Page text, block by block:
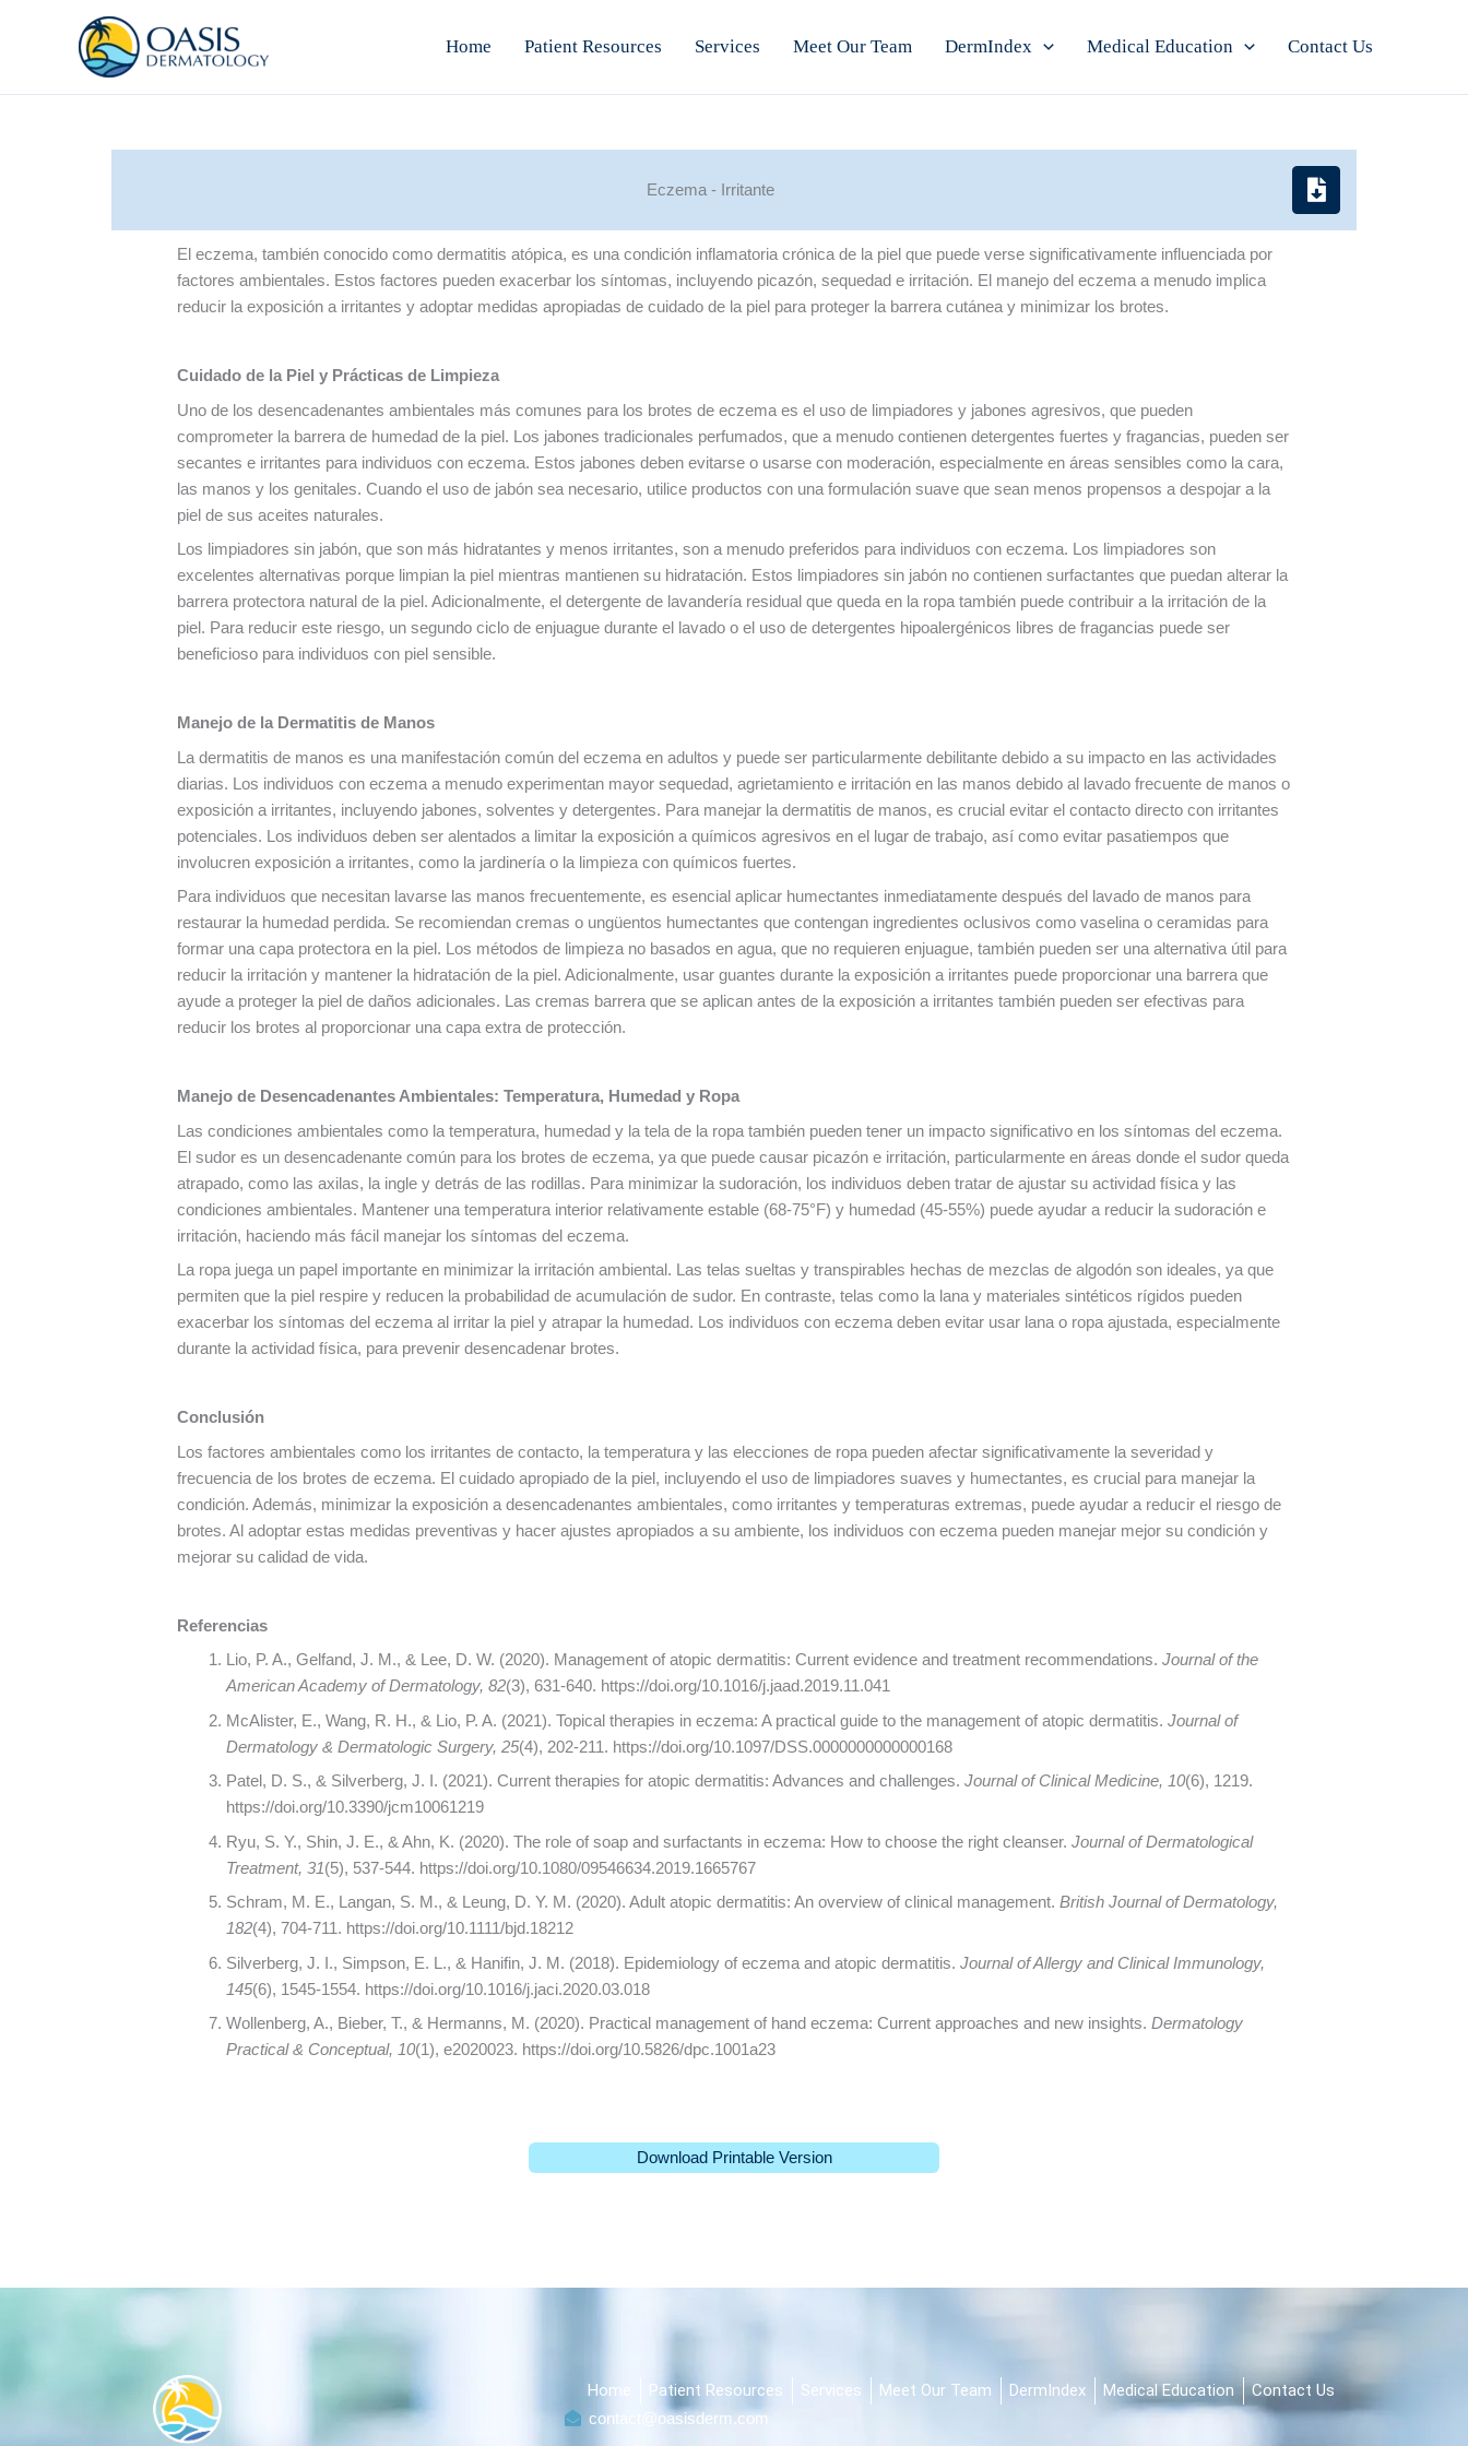
Home Patient Resources Services Meet Our Team DermIndex Medical Education Contact Us
Eczema - Irritante
El eczema, también conocido como dermatitis atópica, es una condición inflamatoria crónica de la piel que puede verse significativamente influenciada por
factores ambientales. Estos factores pueden exacerbar los síntomas, incluyendo picazón, sequedad e irritación. El manejo del eczema a menudo implica
reducir la exposición a irritantes y adoptar medidas apropiadas de cuidado de la piel para proteger la barrera cutánea y minimizar los brotes.
Cuidado de la Piel y Prácticas de Limpieza
Uno de los desencadenantes ambientales más comunes para los brotes de eczema es el uso de limpiadores y jabones agresivos, que pueden
comprometer la barrera de humedad de la piel. Los jabones tradicionales perfumados, que a menudo contienen detergentes fuertes y fragancias, pueden ser
secantes e irritantes para individuos con eczema. Estos jabones deben evitarse o usarse con moderación, especialmente en áreas sensibles como la cara,
las manos y los genitales. Cuando el uso de jabón sea necesario, utilice productos con una formulación suave que sean menos propensos a despojar a la
piel de sus aceites naturales.
Los limpiadores sin jabón, que son más hidratantes y menos irritantes, son a menudo preferidos para individuos con eczema. Los limpiadores son
excelentes alternativas porque limpian la piel mientras mantienen su hidratación. Estos limpiadores sin jabón no contienen surfactantes que puedan alterar la
barrera protectora natural de la piel. Adicionalmente, el detergente de lavandería residual que queda en la ropa también puede contribuir a la irritación de la
piel. Para reducir este riesgo, un segundo ciclo de enjuague durante el lavado o el uso de detergentes hipoalergénicos libres de fragancias puede ser
beneficioso para individuos con piel sensible.
Manejo de la Dermatitis de Manos
La dermatitis de manos es una manifestación común del eczema en adultos y puede ser particularmente debilitante debido a su impacto en las actividades
diarias. Los individuos con eczema a menudo experimentan mayor sequedad, agrietamiento e irritación en las manos debido al lavado frecuente de manos o
exposición a irritantes, incluyendo jabones, solventes y detergentes. Para manejar la dermatitis de manos, es crucial evitar el contacto directo con irritantes
potenciales. Los individuos deben ser alentados a limitar la exposición a químicos agresivos en el lugar de trabajo, así como evitar pasatiempos que
involucren exposición a irritantes, como la jardinería o la limpieza con químicos fuertes.
Para individuos que necesitan lavarse las manos frecuentemente, es esencial aplicar humectantes inmediatamente después del lavado de manos para
restaurar la humedad perdida. Se recomiendan cremas o ungüentos humectantes que contengan ingredientes oclusivos como vaselina o ceramidas para
formar una capa protectora en la piel. Los métodos de limpieza no basados en agua, que no requieren enjuague, también pueden ser una alternativa útil para
reducir la irritación y mantener la hidratación de la piel. Adicionalmente, usar guantes durante la exposición a irritantes puede proporcionar una barrera que
ayude a proteger la piel de daños adicionales. Las cremas barrera que se aplican antes de la exposición a irritantes también pueden ser efectivas para
reducir los brotes al proporcionar una capa extra de protección.
Manejo de Desencadenantes Ambientales: Temperatura, Humedad y Ropa
Las condiciones ambientales como la temperatura, humedad y la tela de la ropa también pueden tener un impacto significativo en los síntomas del eczema.
El sudor es un desencadenante común para los brotes de eczema, ya que puede causar picazón e irritación, particularmente en áreas donde el sudor queda
atrapado, como las axilas, la ingle y detrás de las rodillas. Para minimizar la sudoración, los individuos deben tratar de ajustar su actividad física y las
condiciones ambientales. Mantener una temperatura interior relativamente estable (68-75°F) y humedad (45-55%) puede ayudar a reducir la sudoración e
irritación, haciendo más fácil manejar los síntomas del eczema.
La ropa juega un papel importante en minimizar la irritación ambiental. Las telas sueltas y transpirables hechas de mezclas de algodón son ideales, ya que
permiten que la piel respire y reducen la probabilidad de acumulación de sudor. En contraste, telas como la lana y materiales sintéticos rígidos pueden
exacerbar los síntomas del eczema al irritar la piel y atrapar la humedad. Los individuos con eczema deben evitar usar lana o ropa ajustada, especialmente
durante la actividad física, para prevenir desencadenar brotes.
Conclusión
Los factores ambientales como los irritantes de contacto, la temperatura y las elecciones de ropa pueden afectar significativamente la severidad y
frecuencia de los brotes de eczema. El cuidado apropiado de la piel, incluyendo el uso de limpiadores suaves y humectantes, es crucial para manejar la
condición. Además, minimizar la exposición a desencadenantes ambientales, como irritantes y temperaturas extremas, puede ayudar a reducir el riesgo de
brotes. Al adoptar estas medidas preventivas y hacer ajustes apropiados a su ambiente, los individuos con eczema pueden manejar mejor su condición y
mejorar su calidad de vida.
Referencias
Lio, P. A., Gelfand, J. M., & Lee, D. W. (2020). Management of atopic dermatitis: Current evidence and treatment recommendations. Journal of the
American Academy of Dermatology, 82(3), 631-640. https://doi.org/10.1016/j.jaad.2019.11.041
McAlister, E., Wang, R. H., & Lio, P. A. (2021). Topical therapies in eczema: A practical guide to the management of atopic dermatitis. Journal of
Dermatology & Dermatologic Surgery, 25(4), 202-211. https://doi.org/10.1097/DSS.0000000000000168
Patel, D. S., & Silverberg, J. I. (2021). Current therapies for atopic dermatitis: Advances and challenges. Journal of Clinical Medicine, 10(6), 1219.
https://doi.org/10.3390/jcm10061219
Ryu, S. Y., Shin, J. E., & Ahn, K. (2020). The role of soap and surfactants in eczema: How to choose the right cleanser. Journal of Dermatological
Treatment, 31(5), 537-544. https://doi.org/10.1080/09546634.2019.1665767
Schram, M. E., Langan, S. M., & Leung, D. Y. M. (2020). Adult atopic dermatitis: An overview of clinical management. British Journal of Dermatology,
182(4), 704-711. https://doi.org/10.1111/bjd.18212
Silverberg, J. I., Simpson, E. L., & Hanifin, J. M. (2018). Epidemiology of eczema and atopic dermatitis. Journal of Allergy and Clinical Immunology,
145(6), 1545-1554. https://doi.org/10.1016/j.jaci.2020.03.018
Wollenberg, A., Bieber, T., & Hermanns, M. (2020). Practical management of hand eczema: Current approaches and new insights. Dermatology
Practical & Conceptual, 10(1), e2020023. https://doi.org/10.5826/dpc.1001a23
Download Printable Version
Home Patient Resources Services Meet Our Team DermIndex Medical Education Contact Us
contact@oasisderm.com